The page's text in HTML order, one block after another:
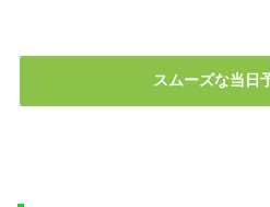
スムーズな当日